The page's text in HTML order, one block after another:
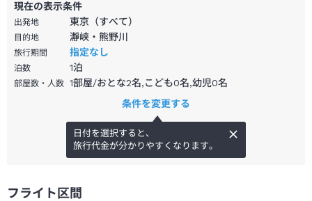
現在の表示条件
出発地 東京（すべて）
目的地 瀞峡・熊野川
旅行期間 指定なし
泊数 1泊
部屋数・人数 1部屋/おとな2名,こども0名,幼児0名
条件を変更する
日付を選択すると、
旅行代金が分かりやすくなります。
フライト区間